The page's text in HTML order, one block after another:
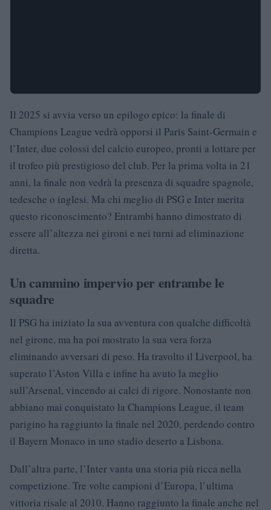
Il 2025 si avvia verso un epilogo epico: la finale di
Champions League vedrà opporsi il Paris Saint-Germain e
l’Inter, due colossi del calcio europeo, pronti a lottare per
il trofeo più prestigioso del club. Per la prima volta in 21
anni, la finale non vedrà la presenza di squadre spagnole,
tedesche o inglesi. Ma chi meglio di PSG e Inter merita
questo riconoscimento? Entrambi hanno dimostrato di
essere all’altezza nei gironi e nei turni ad eliminazione
diretta.
Un cammino impervio per entrambe le
squadre
Il PSG ha iniziato la sua avventura con qualche difficoltà
nel girone, ma ha poi mostrato la sua vera forza
eliminando avversari di peso. Ha travolto il Liverpool, ha
superato l’Aston Villa e infine ha avuto la meglio
sull’Arsenal, vincendo ai calci di rigore. Nonostante non
abbiano mai conquistato la Champions League, il team
parigino ha raggiunto la finale nel 2020, perdendo contro
il Bayern Monaco in uno stadio deserto a Lisbona.
Dall’altra parte, l’Inter vanta una storia più ricca nella
competizione. Tre volte campioni d’Europa, l’ultima
vittoria risale al 2010. Hanno raggiunto la finale anche nel